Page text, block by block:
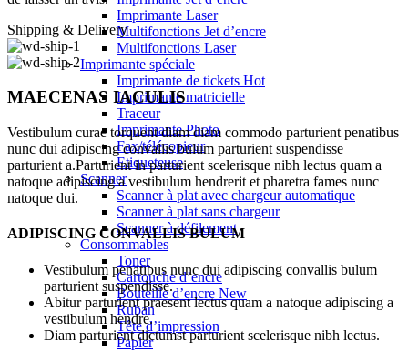
Imprimante Laser
Multifonctions Jet d’encre
Multifonctions Laser
Imprimante spéciale
Imprimante de tickets Hot
Imprimante matricielle
Traceur
Imprimante Photo
Fax/télécopieur
Etiqueteuse
Scanner
Scanner à plat avec chargeur automatique
Scanner à plat sans chargeur
Scanner à défilement
Consommables
Toner
Cartouche d’encre
Bouteille d’encre New
Ruban
Tête d’impression
Papier
Shipping & Delivery
MAECENAS IACULIS
Vestibulum curae torquent diam diam commodo parturient penatibus
nunc dui adipiscing convallis bulum parturient suspendisse
parturient a.Parturient in parturient scelerisque nibh lectus quam a
natoque adipiscing a vestibulum hendrerit et pharetra fames nunc
natoque dui.
ADIPISCING CONVALLIS BULUM
Vestibulum penatibus nunc dui adipiscing convallis bulum
parturient suspendisse.
Abitur parturient praesent lectus quam a natoque adipiscing a
vestibulum hendre.
Diam parturient dictumst parturient scelerisque nibh lectus.